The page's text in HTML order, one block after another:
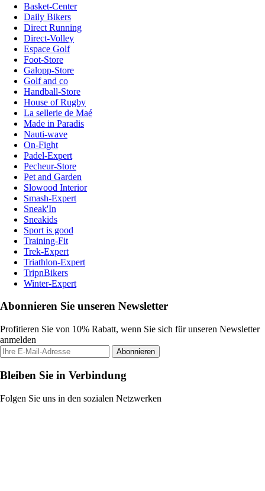
Basket-Center
Daily Bikers
Direct Running
Direct-Volley
Espace Golf
Foot-Store
Galopp-Store
Golf and co
Handball-Store
House of Rugby
La sellerie de Maé
Made in Paradis
Nauti-wave
On-Fight
Padel-Expert
Pecheur-Store
Pet and Garden
Slowood Interior
Smash-Expert
Sneak'In
Sneakids
Sport is good
Training-Fit
Trek-Expert
Triathlon-Expert
TripnBikers
Winter-Expert
Abonnieren Sie unseren Newsletter
Profitieren Sie von 10% Rabatt, wenn Sie sich für unseren Newsletter
anmelden
Abonnieren
Bleiben Sie in Verbindung
Folgen Sie uns in den sozialen Netzwerken